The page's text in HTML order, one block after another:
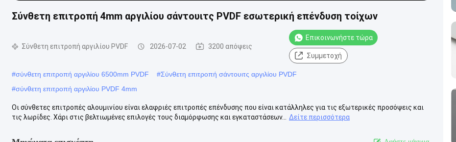
Σύνθετη επιτροπή 4mm αργιλίου σάντουιτς PVDF εσωτερική επένδυση τοίχων
Σύνθετη επιτροπή αργιλίου PVDF 2026-07-02 3200 απόψεις
Επικοινωνήστε τώρα
Συμμετοχή
#σύνθετη επιτροπή αργιλίου 6500mm PVDF #Σύνθετη επιτροπή σάντουιτς αργιλίου PVDF
#σύνθετη επιτροπή αργιλίου PVDF 4mm
Οι σύνθετες επιτροπές αλουμινίου είναι ελαφριές επιτροπές επένδυσης που είναι κατάλληλες για τις εξωτερικές προσόψεις και
τις λωρίδες. Χάρι στις βελτιωμένες επιλογές τους διαμόρφωσης και εγκαταστάσεων...
Δείτε περισσότερα